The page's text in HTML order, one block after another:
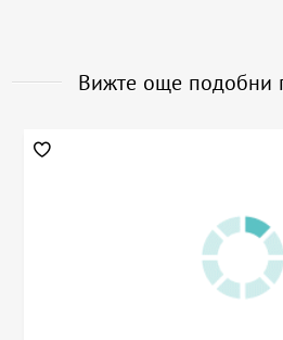
Вижте още подобни